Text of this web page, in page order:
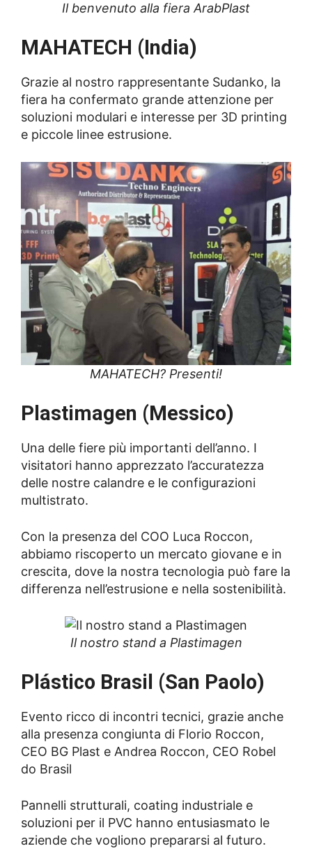
Il benvenuto alla fiera ArabPlast
MAHATECH (India)
Grazie al nostro rappresentante Sudanko, la
fiera ha confermato grande attenzione per
soluzioni modulari e interesse per 3D printing
e piccole linee estrusione.
MAHATECH? Presenti!
Plastimagen (Messico)
Una delle fiere più importanti dell’anno. I
visitatori hanno apprezzato l’accuratezza
delle nostre calandre e le configurazioni
multistrato.
Con la presenza del COO Luca Roccon,
abbiamo riscoperto un mercato giovane e in
crescita, dove la nostra tecnologia può fare la
differenza nell’estrusione e nella sostenibilità.
Il nostro stand a Plastimagen
Plástico Brasil (San Paolo)
Evento ricco di incontri tecnici, grazie anche
alla presenza congiunta di Florio Roccon,
CEO BG Plast e Andrea Roccon, CEO Robel
do Brasil
Pannelli strutturali, coating industriale e
soluzioni per il PVC hanno entusiasmato le
aziende che vogliono prepararsi al futuro.